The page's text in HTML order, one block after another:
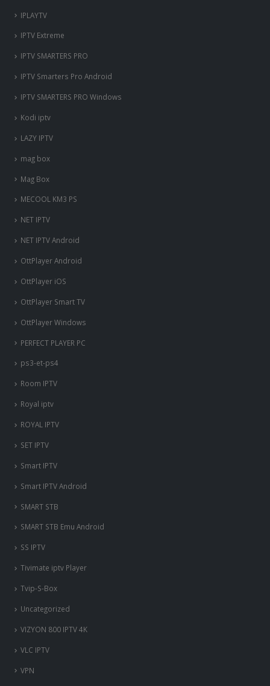
IPLAYTV
IPTV Extreme
IPTV SMARTERS PRO
IPTV Smarters Pro Android
IPTV SMARTERS PRO Windows
Kodi iptv
LAZY IPTV
mag box
Mag Box
MECOOL KM3 PS
NET IPTV
NET IPTV Android
OttPlayer Android
OttPlayer iOS
OttPlayer Smart TV
OttPlayer Windows
PERFECT PLAYER PC
ps3-et-ps4
Room IPTV
Royal iptv
ROYAL IPTV
SET IPTV
Smart IPTV
Smart IPTV Android
SMART STB
SMART STB Emu Android
SS IPTV
Tivimate iptv Player
Tvip-S-Box
Uncategorized
VIZYON 800 IPTV 4K
VLC IPTV
VPN